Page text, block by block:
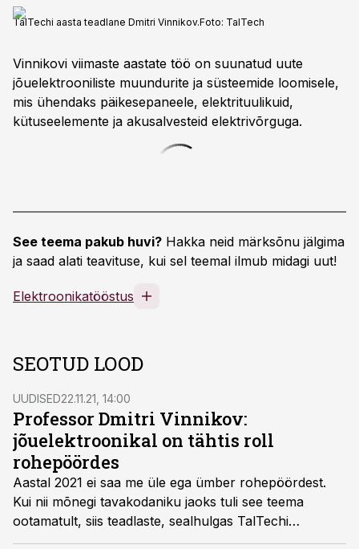
TalTechi aasta teadlane Dmitri Vinnikov.Foto: TalTech
Vinnikovi viimaste aastate töö on suunatud uute
jõuelektrooniliste muundurite ja süsteemide loomisele,
mis ühendaks päikesepaneele, elektrituulikuid,
kütuseelemente ja akusalvesteid elektrivõrguga.
See teema pakub huvi? Hakka neid märksõnu jälgima
ja saad alati teavituse, kui sel teemal ilmub midagi uut!
Elektroonikatööstus
SEOTUD LOOD
UUDISED22.11.21, 14:00
Professor Dmitri Vinnikov:
jõuelektroonikal on tähtis roll
rohepöördes
Aastal 2021 ei saa me üle ega ümber rohepöördest.
Kui nii mõnegi tavakodaniku jaoks tuli see teema
ootamatult, siis teadlaste, sealhulgas TalTechi
professor Dmitri Vinnikovi tööd mõjutab rohepööre